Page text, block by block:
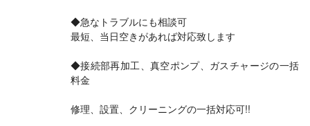
◆急なトラブルにも相談可
最短、当日空きがあれば対応致します
◆接続部再加工、真空ポンプ、ガスチャージの一括
料金
修理、設置、クリーニングの一括対応可!!